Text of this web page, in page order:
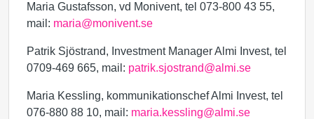
Maria Gustafsson, vd Monivent, tel 073-800 43 55,
mail: maria@monivent.se
Patrik Sjöstrand, Investment Manager Almi Invest, tel
0709-469 665, mail: patrik.sjostrand@almi.se
Maria Kessling, kommunikationschef Almi Invest, tel
076-880 88 10, mail: maria.kessling@almi.se